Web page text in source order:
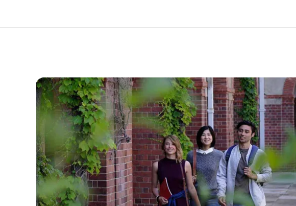
من نحن إنضم إلى الفريق